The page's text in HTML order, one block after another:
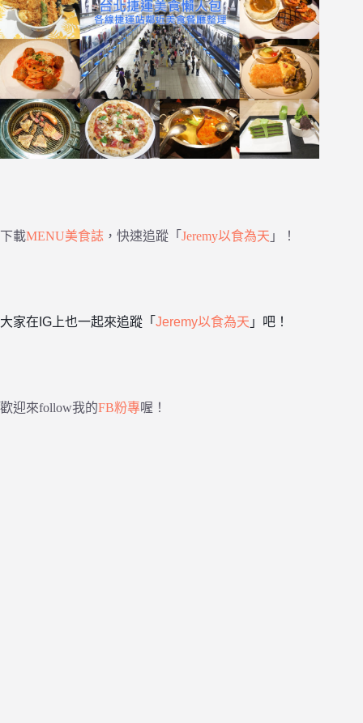
下載MENU美食誌 ，快速追蹤「 Jeremy以食為天 」！
大家在IG上也一起來追蹤「 Jeremy以食為天 」吧！
歡迎來follow我的FB粉專喔！